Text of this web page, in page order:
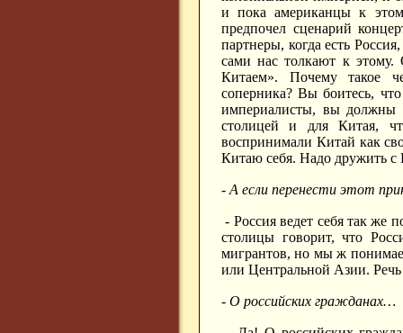
и пока американцы к
предпочел сценарий
партнеры, когда есть
сами нас толкают к
Китаем». Почему такое
соперника? Вы боитесь,
империалисты, вы должны
столицей и для Китая,
воспринимали Китай как
Китаю себя. Надо дружить
- А если перенести этот
- Россия ведет себя так же
столицы говорит, что
мигрантов, но мы ж
или Центральной Азии.
- О российских гражданах…